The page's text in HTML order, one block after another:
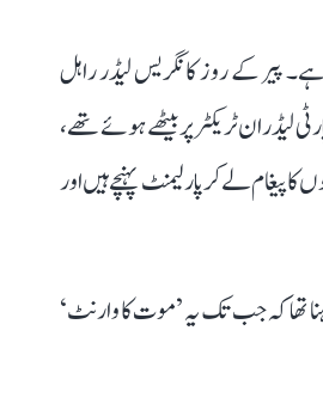
پیر کے روز کانگریس لیڈر راہل
لیڈران ٹریکٹر پر بیٹھے ہوئے تھے،
پیغام لے کر پارلیمنٹ پہنچے ہیں اور
تھا کہ جب تک یہ ’موت کا وارنٹ‘